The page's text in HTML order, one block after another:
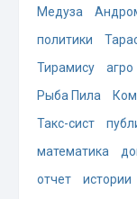
Медуза
политики
Тирамису
агро
Рыба Пила
Такс-сист
математика
отчет
истории